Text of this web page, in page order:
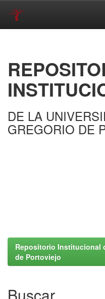
DE LA
GREGORIO DE
Repositorio Institucional
de Portoviejo